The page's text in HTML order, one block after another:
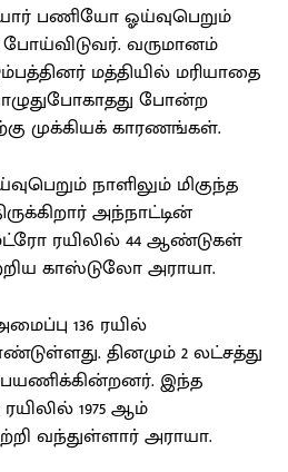
பணியோ ஓய்வுபெறும்
வருமானம்
மத்தியில் மரியாதை
போன்ற
முக்கியக் காரணங்கள்.
நாளிலும் மிகுந்த
அந்நாட்டின்
ரயிலில் 44 ஆண்டுகள்
காஸ்டுலோ அராயா.
136 ரயில்
தினமும் 2 லட்சத்து
இந்த
1975 ஆம்
வந்துள்ளார் அராயா.